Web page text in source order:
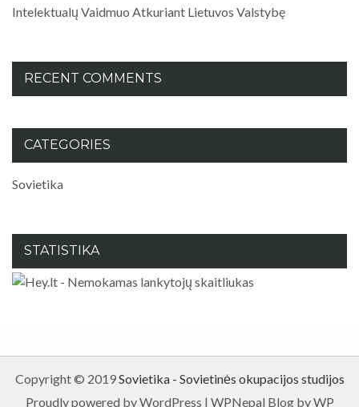
Intelektualų Vaidmuo Atkuriant Lietuvos Valstybę
RECENT COMMENTS
CATEGORIES
Sovietika
STATISTIKA
Copyright © 2019Sovietika - Sovietinės okupacijos studijos
Proudly powered by WordPress | WPNepal Blog by WP